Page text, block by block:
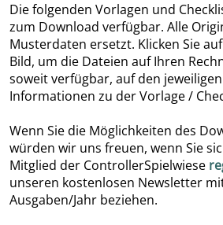
Die folgenden Vorlagen und
zum Download verfügbar. Alle
Musterdaten ersetzt. Klicken Sie
Bild, um die Dateien auf Ihren
soweit verfügbar, auf den
Informationen zu der Vorlage /
Wenn Sie die Möglichkeiten des
würden wir uns freuen, wenn Sie
Mitglied der ControllerSpielwiese
unseren kostenlosen Newsletter
Ausgaben/Jahr beziehen.